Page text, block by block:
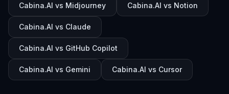
Cabina.AI vs Midjourney Cabina.AI vs Notion
Cabina.AI vs Claude
Cabina.AI vs GitHub Copilot
Cabina.AI vs Gemini Cabina.AI vs Cursor